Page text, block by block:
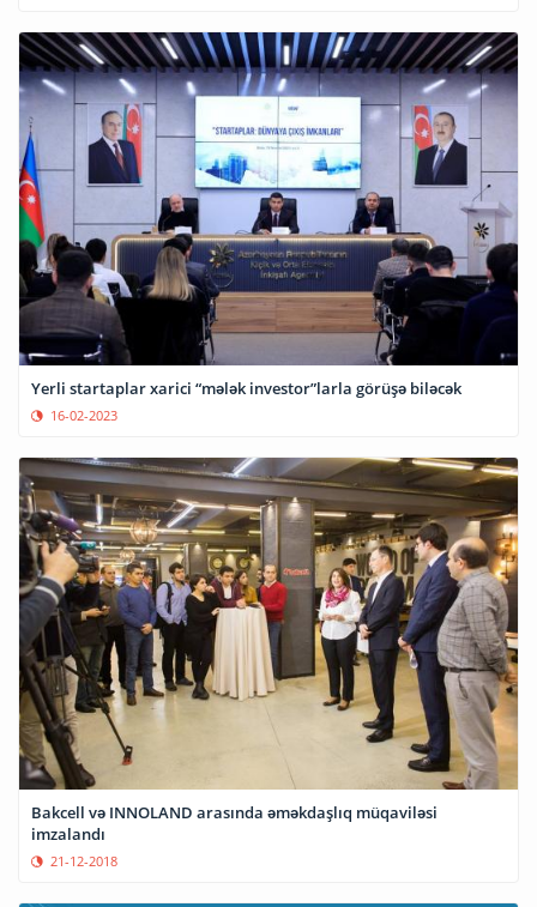
Yerli startaplar xarici “mələk investor”larla görüşə biləcək
16-02-2023
Bakcell və INNOLAND arasında əməkdaşlıq müqaviləsi
imzalandı
21-12-2018